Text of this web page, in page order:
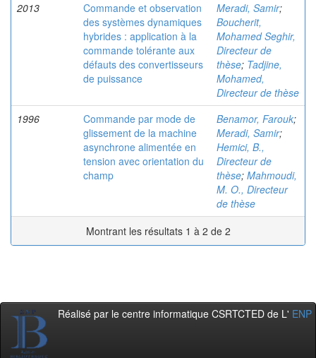
2013
Commande et observation
des systèmes dynamiques
hybrides : application à la
commande tolérante aux
défauts des convertisseurs
de puissance
Meradi, Samir;
Boucherit,
Mohamed Seghir,
Directeur de
thèse; Tadjine,
Mohamed,
Directeur de thèse
1996
Commande par mode de
glissement de la machine
asynchrone alimentée en
tension avec orientation du
champ
Benamor, Farouk;
Meradi, Samir;
Hemici, B.,
Directeur de
thèse; Mahmoudi,
M. O., Directeur
de thèse
Montrant les résultats 1 à 2 de 2
Réalisé par le centre informatique CSRTCTED de L' ENP